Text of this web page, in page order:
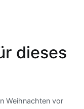
dieses
Weihnachten vor